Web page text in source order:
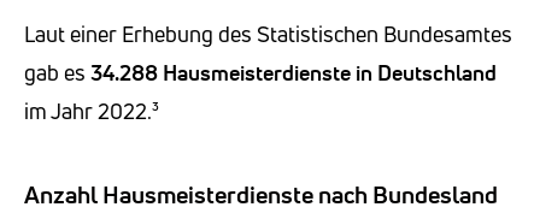
Laut einer Erhebung des Statistischen Bundesamtes
gab es 34.288 Hausmeisterdienste in Deutschland
im Jahr 2022.³
Anzahl Hausmeisterdienste nach Bundesland